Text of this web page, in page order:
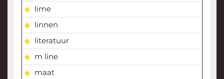
lime
linnen
literatuur
m line
maat